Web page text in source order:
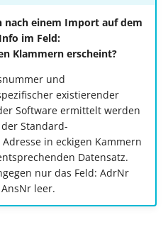
nach einem Import auf dem
im Feld:
Klammern erscheint?
und
existierender
Software ermittelt werden
Standard-
in eckigen Kammern
Datensatz.
nur das Feld: AdrNr
leer.